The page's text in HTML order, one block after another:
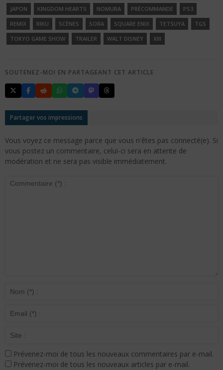
JAPON
KINGDOM HEARTS NOMURA PRÉCOMMANDE
PS3
REMIX
RIKU SCÈNES SORA SQUARE ENIX TETSUYA
TGS
TOKYO GAME SHOW
TRAILER WALT DISNEY XIII
SOUTENEZ-MOI EN PARTAGEANT CET ARTICLE
Partager vos impressions
Vous voyez ce message parce que vous n'êtes pas connecté(e). Si
vous postez un commentaire, celui-ci sera en attente de
modération et ne sera pas visible immédiatement.
Prévenez-moi de tous les nouveaux commentaires par e-mail.
Prévenez-moi de tous les nouveaux articles par e-mail.